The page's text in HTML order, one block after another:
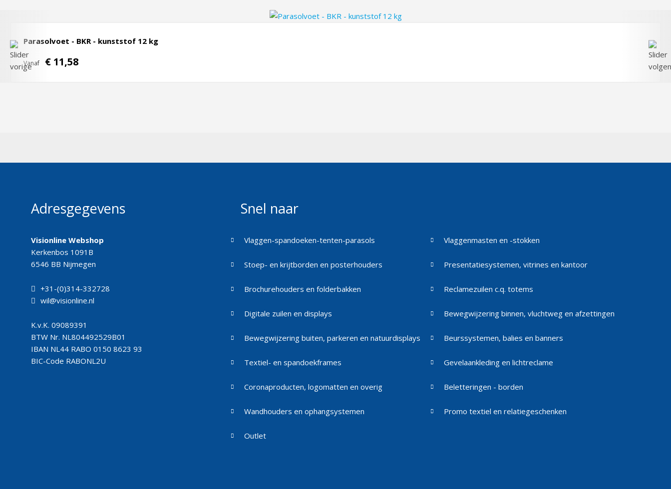
Parasolvoet - BKR - kunststof 12 kg
Vanaf € 11,58
Adresgegevens
Visionline Webshop
Kerkenbos 1091B
6546 BB Nijmegen
+31-(0)314-332728
wil@visionline.nl
K.v.K. 09089391
BTW Nr. NL804492529B01
IBAN NL44 RABO 0150 8623 93
BIC-Code RABONL2U
Snel naar
Vlaggen-spandoeken-tenten-parasols Vlaggenmasten en -stokken
Stoep- en krijtborden en posterhouders Presentatiesystemen, vitrines en kantoor
Brochurehouders en folderbakken Reclamezuilen c.q. totems
Digitale zuilen en displays Bewegwijzering binnen, vluchtweg en afzettingen
Bewegwijzering buiten, parkeren en natuurdisplays Beurssystemen, balies en banners
Textiel- en spandoekframes Gevelaankleding en lichtreclame
Coronaproducten, logomatten en overig Beletteringen - borden
Wandhouders en ophangsystemen Promo textiel en relatiegeschenken
Outlet